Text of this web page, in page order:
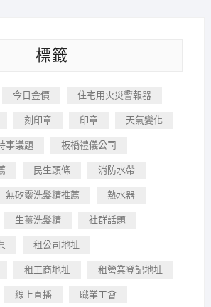
標籤
今日金價 住宅用火災警報器
刻印章 印章 天氣變化
事議題 板橋禮儀公司
民生頭條 消防水帶
無矽靈洗髮精推薦 熱水器
生薑洗髮精 社群話題
租公司地址
租工商地址 租營業登記地址
線上直播 職業工會